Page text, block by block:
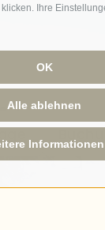
Ihre
OK
Alle ablehnen
Informationen